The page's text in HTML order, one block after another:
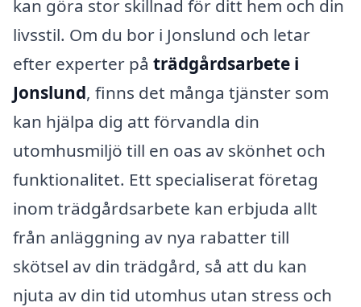
kan göra stor skillnad för ditt hem och din
livsstil. Om du bor i Jonslund och letar
efter experter på trädgårdsarbete i
Jonslund, finns det många tjänster som
kan hjälpa dig att förvandla din
utomhusmiljö till en oas av skönhet och
funktionalitet. Ett specialiserat företag
inom trädgårdsarbete kan erbjuda allt
från anläggning av nya rabatter till
skötsel av din trädgård, så att du kan
njuta av din tid utomhus utan stress och